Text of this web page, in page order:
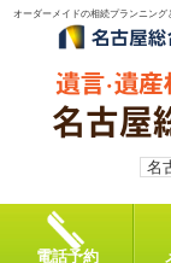
オーダーメイドの相続プランニン
名
電話予約